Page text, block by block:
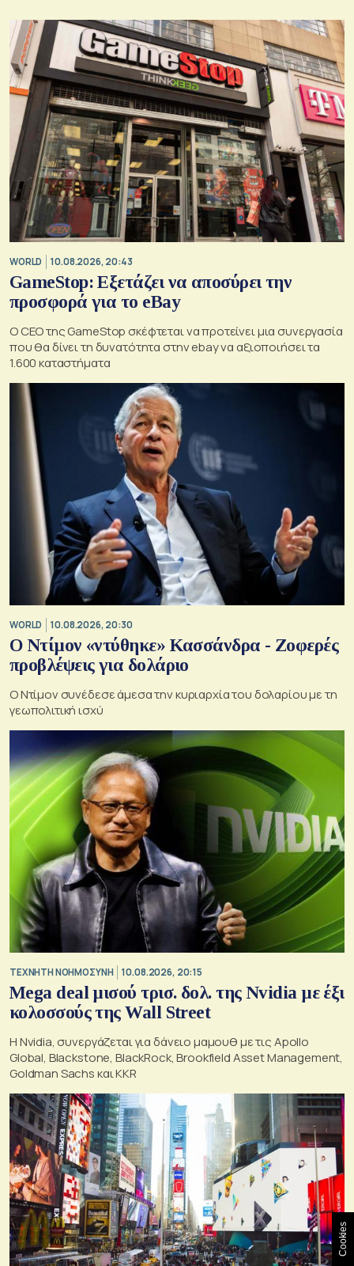
WORLD 10.08.2026, 20:43
GameStop: Εξετάζει να αποσύρει την
προσφορά για το eBay
Ο CEO της GameStop σκέφτεται να προτείνει μια συνεργασία
που θα δίνει τη δυνατότητα στην ebay να αξιοποιήσει τα
1.600 καταστήματα
WORLD 10.08.2026, 20:30
Ο Ντίμον «ντύθηκε» Κασσάνδρα - Ζοφερές
προβλέψεις για δολάριο
Ο Ντίμον συνέδεσε άμεσα την κυριαρχία του δολαρίου με τη
γεωπολιτική ισχύ
TΕΧΝΗΤΗ ΝΟΗΜΟΣΥΝΗ 10.08.2026, 20:15
Mega deal μισού τρισ. δολ. της Nvidia με έξι
κολοσσούς της Wall Street
Η Nvidia, συνεργάζεται για δάνειο μαμουθ με τις Apollo
Global, Blackstone, BlackRock, Brookfield Asset Management,
Goldman Sachs και KKR
Cookies